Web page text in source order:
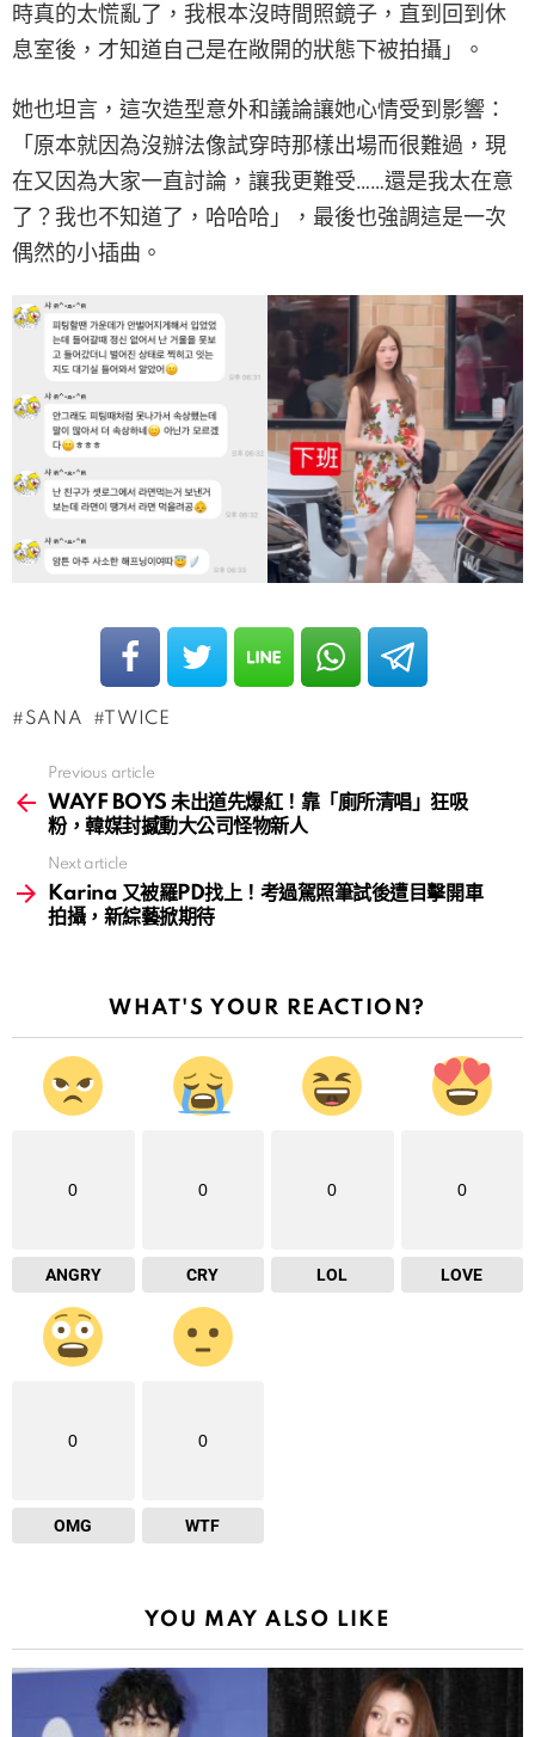
時真的太慌亂了，我根本沒時間照鏡子，直到回到休
息室後，才知道自己是在敞開的狀態下被拍攝」。
她也坦言，這次造型意外和議論讓她心情受到影響：
「原本就因為沒辦法像試穿時那樣出場而很難過，現
在又因為大家一直討論，讓我更難受……還是我太在意
了？我也不知道了，哈哈哈」，最後也強調這是一次
偶然的小插曲。
SANA TWICE
more
Previous article
WAYF BOYS 未出道先爆紅！靠「廁所清唱」狂吸
粉，韓媒封撼動大公司怪物新人
Next article
Karina 又被羅PD找上！考過駕照筆試後遭目擊開車
拍攝，新綜藝掀期待
WHAT'S YOUR REACTION?
0
ANGRY
0
CRY
0
LOL
0
LOVE
0
OMG
0
WTF
YOU MAY ALSO LIKE